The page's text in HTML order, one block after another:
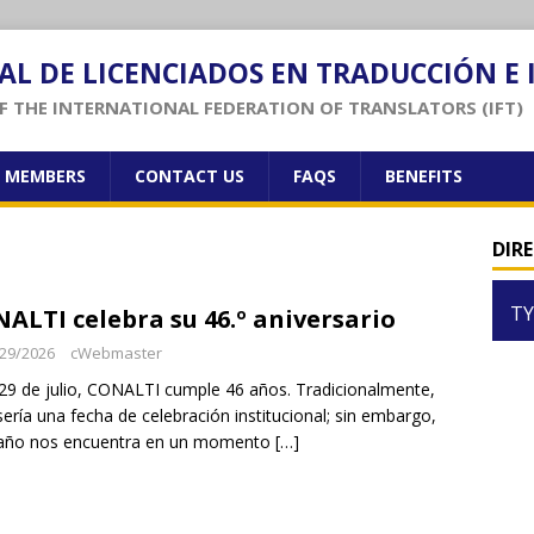
DE LICENCIADOS EN TRADUCCIÓN E
THE INTERNATIONAL FEDERATION OF TRANSLATORS (IFT)
CONTACT US FAQS BENEFITS
celebra su 46.º aniversario
2026 cWebmaster
de julio, CONALTI cumple 46 años. Tradicionalmente,
una fecha de celebración institucional; sin embargo,
nos encuentra en un momento […]